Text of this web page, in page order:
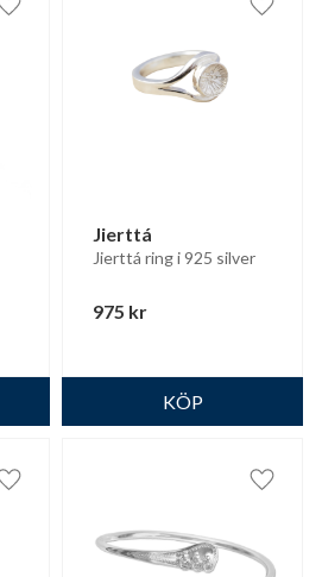
Lägg till i favoriter
Jierttá
Jierttá ring i 925 silver
975 kr
Lägg
Lägg till i favoriter Lägg